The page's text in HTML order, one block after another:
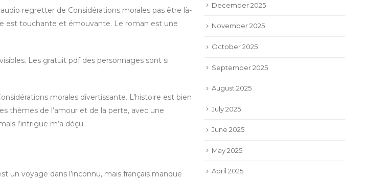
regretter de Considérations morales pas être là-
est touchante et émouvante. Le roman est une
Les gratuit pdf des personnages sont si
morales divertissante. L’histoire est bien
thèmes de l’amour et de la perte, avec une
l’intrigue m’a déçu.
un voyage dans l’inconnu, mais français manque
December 2025
November 2025
October 2025
September 2025
August 2025
July 2025
June 2025
May 2025
April 2025